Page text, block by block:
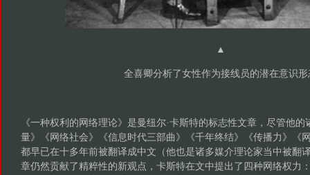
▲
全喜卿分析了女性作为接线员的潜在意识形
《一种权利的网络理论》是曼纽尔·卡斯特的标志性文章，尽管他
量》《网络社会》《信息时代三部曲》《千年终结》《传播力》《
都早已在十多年前被翻译成中文（他也是诸多媒介理论家当中被翻
章仍然贡献了精粹性的新观点，卡斯特在文中提出了四种网络权力